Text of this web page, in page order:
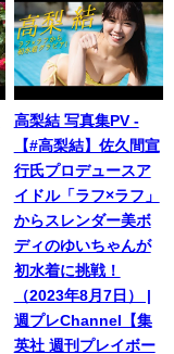
高梨結 写真集PV -
【#高梨結】佐久間宣
行氏プロデュースア
イドル「ラフ×ラフ」
からスレンダー美ボ
ディのゆいちゃんが
初水着に挑戦！
（2023年8月7日） |
週プレChannel【集
英社 週刊プレイボー